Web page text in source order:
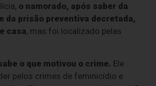
o namorado, após saber da
da prisão preventiva decretada,
casa, mas foi localizado pelas
o que motivou o crime. Ele
pelos crimes de feminicídio e